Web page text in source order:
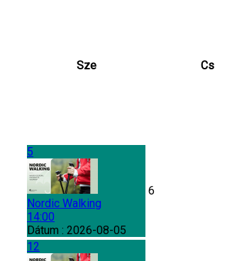
Sze Cs
5
Nordic Walking
14:00
Dátum : 2026-08-05
6
12